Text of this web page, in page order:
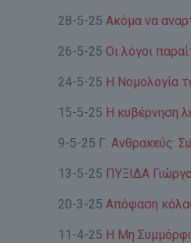
28-5-25Ακόμα να
26-5-25Οι λόγοι
24-5-25 Η Νομολογία
15-5-25 Η κυβέρνηση
9-5-25 Γ. Ανθρακεύς:
13-5-25 ΠΥΞΙΔΑ
20-3-25Απόφαση
11-4-25 Η Μη